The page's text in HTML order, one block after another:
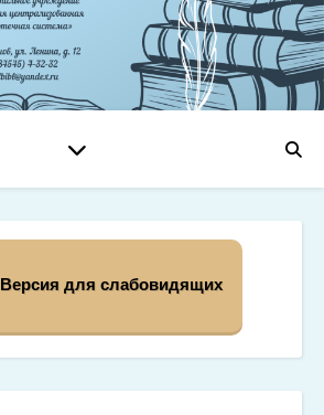
Версия для слабовидящих